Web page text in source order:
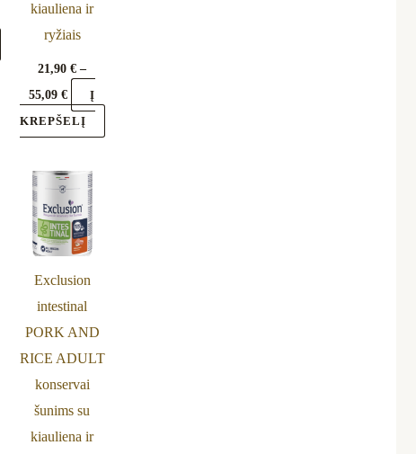
product
kiauliena ir
ryžiais
21,90€ –
55,09€
Į
KREPŠELĮ
Exclusion
intestinal
PORK AND
RICE ADULT
konservai
šunims su
kiauliena ir
Price
range:
25,69 €
through
46,65 €